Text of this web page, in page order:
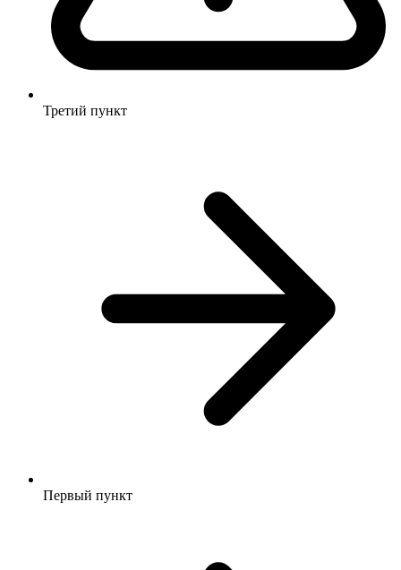
Третий пункт
Первый пункт